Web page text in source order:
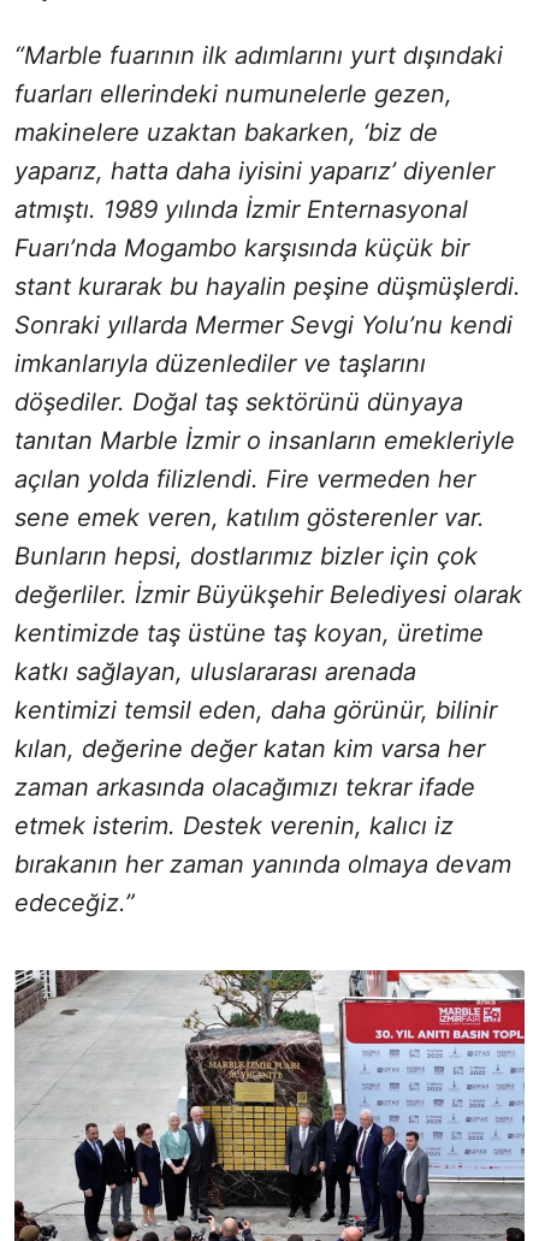
“Marble fuarının ilk adımlarını yurt dışındaki
fuarları ellerindeki numunelerle gezen,
makinelere uzaktan bakarken, ‘biz de
yaparız, hatta daha iyisini yaparız’ diyenler
atmıştı. 1989 yılında İzmir Enternasyonal
Fuarı’nda Mogambo karşısında küçük bir
stant kurarak bu hayalin peşine düşmüşlerdi.
Sonraki yıllarda Mermer Sevgi Yolu’nu kendi
imkanlarıyla düzenlediler ve taşlarını
döşediler. Doğal taş sektörünü dünyaya
tanıtan Marble İzmir o insanların emekleriyle
açılan yolda filizlendi. Fire vermeden her
sene emek veren, katılım gösterenler var.
Bunların hepsi, dostlarımız bizler için çok
değerliler. İzmir Büyükşehir Belediyesi olarak
kentimizde taş üstüne taş koyan, üretime
katkı sağlayan, uluslararası arenada
kentimizi temsil eden, daha görünür, bilinir
kılan, değerine değer katan kim varsa her
zaman arkasında olacağımızı tekrar ifade
etmek isterim. Destek verenin, kalıcı iz
bırakanın her zaman yanında olmaya devam
edeceğiz.”